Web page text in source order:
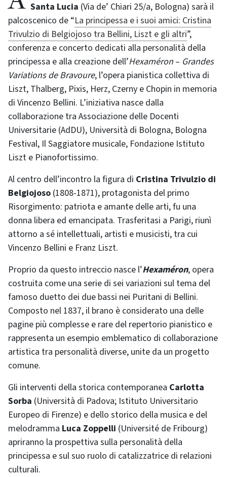
Santa Lucia (Via de’ Chiari 25/a, Bologna) sarà il
palcoscenico de “La principessa e i suoi amici: Cristina
Trivulzio di Belgiojoso tra Bellini, Liszt e gli altri”,
conferenza e concerto dedicati alla personalità della
principessa e alla creazione dell’Hexaméron – Grandes
Variations de Bravoure, l’opera pianistica collettiva di
Liszt, Thalberg, Pixis, Herz, Czerny e Chopin in memoria
di Vincenzo Bellini. L’iniziativa nasce dalla
collaborazione tra Associazione delle Docenti
Universitarie (AdDU), Università di Bologna, Bologna
Festival, Il Saggiatore musicale, Fondazione Istituto
Liszt e Pianofortissimo.
Al centro dell’incontro la figura di Cristina Trivulzio di
Belgiojoso (1808-1871), protagonista del primo
Risorgimento: patriota e amante delle arti, fu una
donna libera ed emancipata. Trasferitasi a Parigi, riunì
attorno a sé intellettuali, artisti e musicisti, tra cui
Vincenzo Bellini e Franz Liszt.
Proprio da questo intreccio nasce l’Hexaméron, opera
costruita come una serie di sei variazioni sul tema del
famoso duetto dei due bassi nei Puritani di Bellini.
Composto nel 1837, il brano è considerato una delle
pagine più complesse e rare del repertorio pianistico e
rappresenta un esempio emblematico di collaborazione
artistica tra personalità diverse, unite da un progetto
comune.
Gli interventi della storica contemporanea Carlotta
Sorba (Università di Padova; Istituto Universitario
Europeo di Firenze) e dello storico della musica e del
melodramma Luca Zoppelli (Université de Fribourg)
apriranno la prospettiva sulla personalità della
principessa e sul suo ruolo di catalizzatrice di relazioni
culturali.